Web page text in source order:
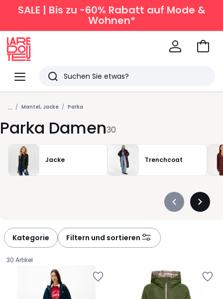
SALE | Bis zu -60% Rabatt auf Mode &
Wohnen*
Menü
Redoute
Suchen
Zuletzt
angesehen
Artikel
Zum
... Mantel, Jacke Parka
Parka Damen30
Jacke Trenchcoat
Précédent
Kategorie Filtern und sortieren
30 Artikel